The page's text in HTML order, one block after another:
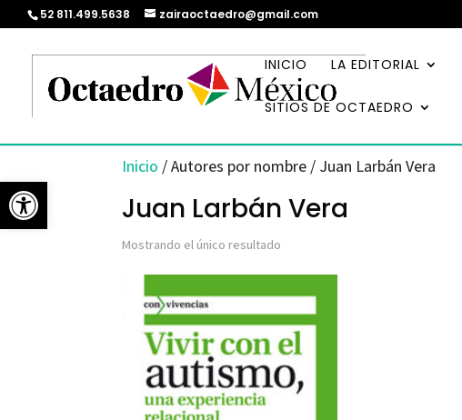
Abrir barra de herramientas
52 811.499.5638 zairaoctaedro@gmail.com
INICIO LA EDITORIAL
SITIOS DE OCTAEDRO
Inicio / Autores por nombre / Juan Larbán Vera
Juan Larbán Vera
Mostrando el único resultado